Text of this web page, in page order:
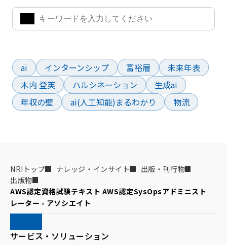
ai
インターンシップ 富裕層
未来年表
木内 登英
ハルシネーション
生成ai
年収の壁
ai(人工知能)まるわかり 物流
NRIトップ ナレッジ・インサイト
出版・刊行物
出版物
AWS認定資格試験テキスト AWS認定SysOpsアドミニスト
レーター - アソシエイト
サービス・ソリューション